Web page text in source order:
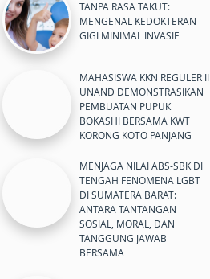
TANPA RASA TAKUT:
MENGENAL KEDOKTERAN
GIGI MINIMAL INVASIF
MAHASISWA KKN REGULER II
UNAND DEMONSTRASIKAN
PEMBUATAN PUPUK
BOKASHI BERSAMA KWT
KORONG KOTO PANJANG
MENJAGA NILAI ABS-SBK DI
TENGAH FENOMENA LGBT
DI SUMATERA BARAT:
ANTARA TANTANGAN
SOSIAL, MORAL, DAN
TANGGUNG JAWAB
BERSAMA